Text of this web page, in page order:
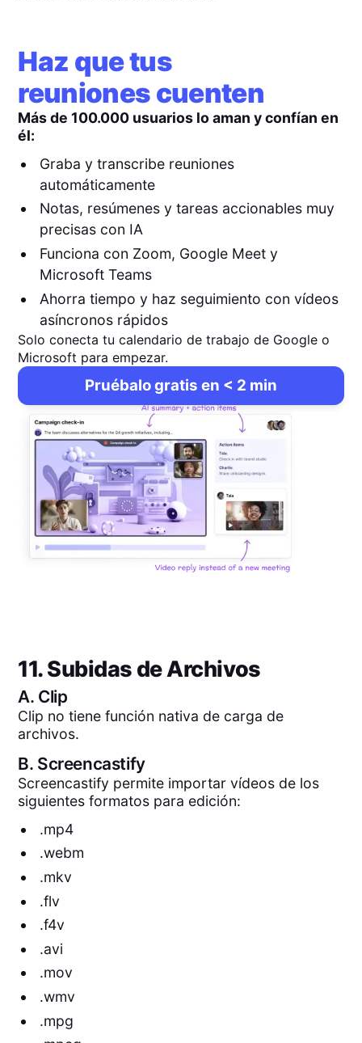
Haz que tus
reuniones cuenten
Más de 100.000 usuarios lo aman y confían en
él:
Graba y transcribe reuniones
automáticamente
Notas, resúmenes y tareas accionables muy
precisas con IA
Funciona con Zoom, Google Meet y
Microsoft Teams
Ahorra tiempo y haz seguimiento con vídeos
asíncronos rápidos
Solo conecta tu calendario de trabajo de Google o
Microsoft para empezar.
Pruébalo gratis en < 2 min
11. Subidas de Archivos
A. Clip
Clip no tiene función nativa de carga de
archivos.
B. Screencastify
Screencastify permite importar vídeos de los
siguientes formatos para edición:
.mp4
.webm
.mkv
.flv
.f4v
.avi
.mov
.wmv
.mpg